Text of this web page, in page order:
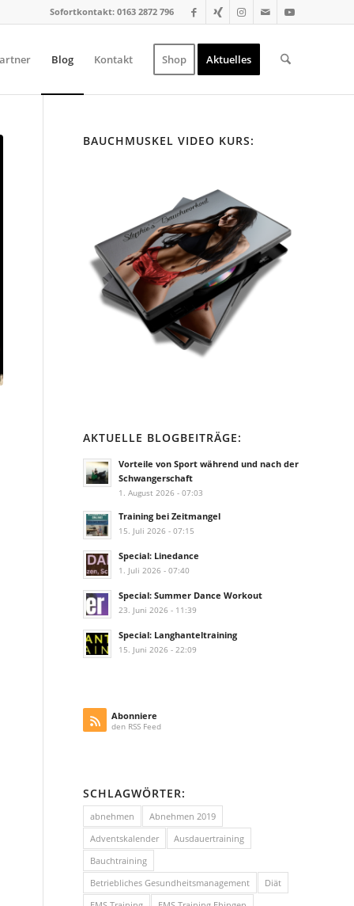
Sofortkontakt: 0163 2872 796
Blog Kontakt Shop Aktuelles
BAUCHMUSKEL VIDEO KURS:
AKTUELLE BLOGBEITRÄGE:
Vorteile von Sport während und nach der
Schwangerschaft
1. August 2026 - 07:03
Training bei Zeitmangel
15. Juli 2026 - 07:15
Special: Linedance
1. Juli 2026 - 07:40
Special: Summer Dance Workout
23. Juni 2026 - 11:39
Special: Langhanteltraining
15. Juni 2026 - 22:09
Abonniere
den RSS Feed
SCHLAGWÖRTER:
abnehmen
Abnehmen 2019
Adventskalender
Ausdauertraining
Bauchtraining
Betriebliches Gesundheitsmanagement
Diät